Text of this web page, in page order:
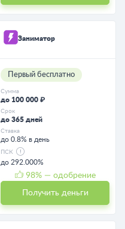
Заниматор
Первый бесплатно
Сумма
до 100 000 ₽
Срок
до 365 дней
Ставка
до 0.8% в день
ПСК
до 292.000%
98% — одобрение
Получить деньги